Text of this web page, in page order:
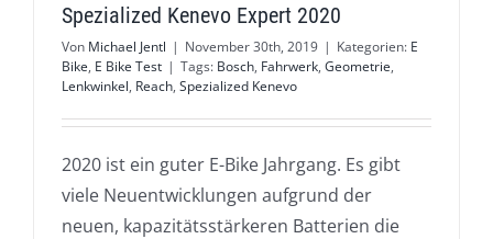
Spezialized Kenevo Expert 2020
Von Michael Jentl | November 30th, 2019 | Kategorien: E
Bike, E Bike Test | Tags: Bosch, Fahrwerk, Geometrie,
Lenkwinkel, Reach, Spezialized Kenevo
2020 ist ein guter E-Bike Jahrgang. Es gibt
viele Neuentwicklungen aufgrund der
neuen, kapazitätsstärkeren Batterien die